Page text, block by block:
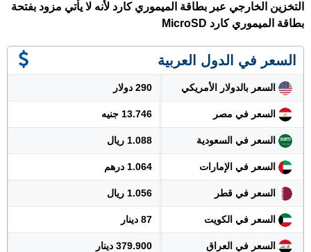
التخزين الخارجي عبر بطاقة الميموري كارد لأنه لا يأتي مزود بفتحة
بطاقة الميموري كارد MicroSD
السعر في الدول العربية
السعر بالدولار الأمريكي 290 دولار
السعر في مصر 13.746 جنيه
السعر في السعودية 1.088 ريال
السعر في الإمارات 1.064 درهم
السعر في قطر 1.056 ريال
السعر في الكويت 87 دينار
السعر في العراق 379.900 دينار